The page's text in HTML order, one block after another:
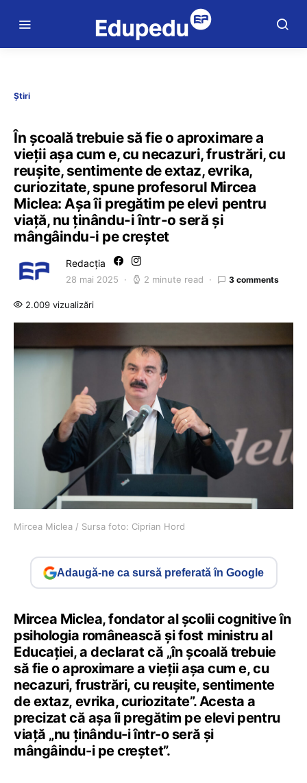
Știri
În școală trebuie să fie o aproximare a
vieții așa cum e, cu necazuri, frustrări, cu
reușite, sentimente de extaz, evrika,
curiozitate, spune profesorul Mircea
Miclea: Așa îi pregătim pe elevi pentru
viață, nu ținându-i într-o seră și
mângâindu-i pe creștet
Redacția
28 mai 2025 2 minute read 3 comments
2.009 vizualizări
Mircea Miclea / Sursa foto: Ciprian Hord
Adaugă-ne ca sursă preferată în Google
Mircea Miclea, fondator al școlii cognitive în
psihologia românească și fost ministru al
Educației, a declarat că „în școală trebuie
să fie o aproximare a vieții așa cum e, cu
necazuri, frustrări, cu reușite, sentimente
de extaz, evrika, curiozitate”. Acesta a
precizat că așa îi pregătim pe elevi pentru
viață „nu ținându-i într-o seră și
mângâindu-i pe creștet”.